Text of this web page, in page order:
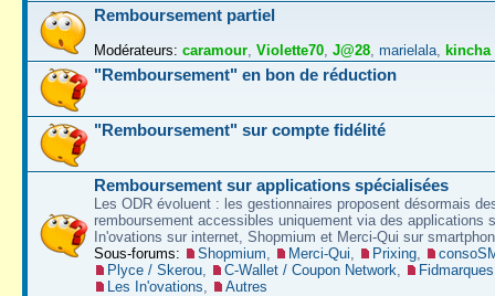
Remboursement partiel
Modérateurs: caramour Violette70 J@28 marielala kincha
"Remboursement" en bon de réduction
"Remboursement" sur compte fidélité
Remboursement sur applications spécialisées
Les ODR évoluent : les gestionnaires proposent désormais
remboursement accessibles uniquement via des applications
In'ovations sur internet, Shopmium et Merci-Qui sur
Sous-forums:
Shopmium Merci-Qui Prixing
Plyce / Skerou
C-Wallet / Coupon Network Fidmarques
Les In'ovations
Autres